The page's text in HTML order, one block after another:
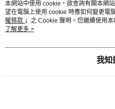
本網站中使用 cookie，欲查詢有關本網
望在電腦上使用 cookie 時應如何變更電
權條款 」之 Cookie 聲明。您繼續使用
用條款之 Cookie 聲明使用 cookie。
了解更多 >
我知